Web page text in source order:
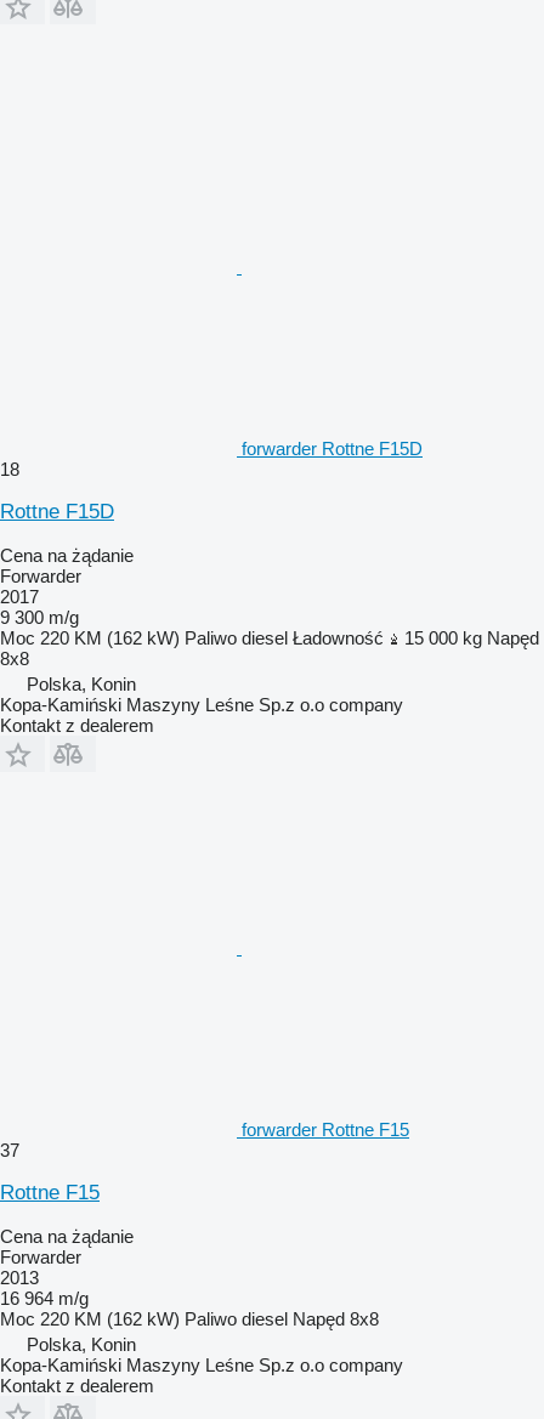
forwarder Rottne F15D
18
Rottne F15D
Cena na żądanie
Forwarder
2017
9 300 m/g
Moc 220 KM (162 kW) Paliwo diesel Ładowność 15 000 kg Napęd
8x8
Polska, Konin
Kopa-Kamiński Maszyny Leśne Sp.z o.o company
Kontakt z dealerem
forwarder Rottne F15
37
Rottne F15
Cena na żądanie
Forwarder
2013
16 964 m/g
Moc 220 KM (162 kW) Paliwo diesel Napęd 8x8
Polska, Konin
Kopa-Kamiński Maszyny Leśne Sp.z o.o company
Kontakt z dealerem